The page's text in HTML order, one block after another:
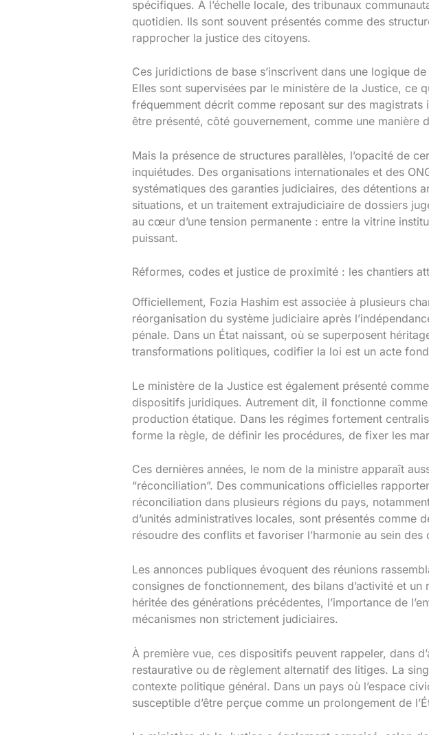
spécifiques. À l’échelle locale, des tribunaux
quotidien. Ils sont souvent présentés comme des
rapprocher la justice des citoyens.
Ces juridictions de base s’inscrivent dans une logique
Elles sont supervisées par le ministère de la Justice, ce
fréquemment décrit comme reposant sur des
être présenté, côté gouvernement, comme une
Mais la présence de structures parallèles, l’opacité de
inquiétudes. Des organisations internationales et des
systématiques des garanties judiciaires, des détentions
situations, et un traitement extrajudiciaire de dossiers
au cœur d’une tension permanente : entre la vitrine
puissant.
Réformes, codes et justice de proximité : les chantiers
Officiellement, Fozia Hashim est associée à plusieurs
réorganisation du système judiciaire après
pénale. Dans un État naissant, où se superposent
transformations politiques, codifier la loi est un acte
Le ministère de la Justice est également présenté
dispositifs juridiques. Autrement dit, il fonctionne
production étatique. Dans les régimes fortement
forme la règle, de définir les procédures, de fixer les
Ces dernières années, le nom de la ministre apparaît
“réconciliation”. Des communications officielles
réconciliation dans plusieurs régions du pays,
d’unités administratives locales, sont présentés
résoudre des conflits et favoriser l’harmonie au sein des
Les annonces publiques évoquent des réunions
consignes de fonctionnement, des bilans d’activité et
héritée des générations précédentes, l’importance de
mécanismes non strictement judiciaires.
À première vue, ces dispositifs peuvent rappeler, dans
restaurative ou de règlement alternatif des litiges. La
contexte politique général. Dans un pays où l’espace
susceptible d’être perçue comme un prolongement de